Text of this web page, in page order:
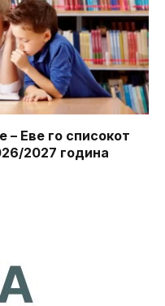
Еве го списокот
2027 година